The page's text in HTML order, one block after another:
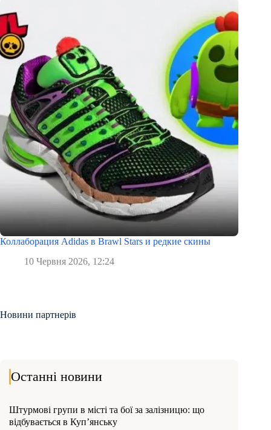
Коллаборация Adidas в Brawl Stars и редкие скины
10 Червня 2026, 12:24
Новини партнерів
Останні новини
Штурмові групи в місті та бої за залізницю: що
відбувається в Куп’янську